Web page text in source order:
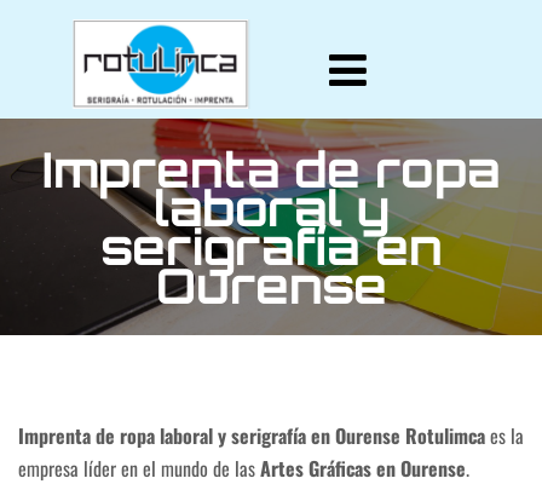
Imprenta de ropa
laboral y
serigrafía en
Ourense
Imprenta de ropa laboral y serigrafía en Ourense Rotulimcaes la
empresa líder en el mundo de lasArtes Gráficas en Ourense.